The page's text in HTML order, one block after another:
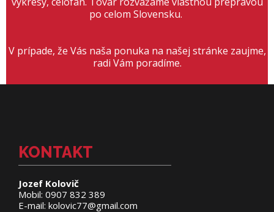
po celom Slovensku.
V prípade, že Vás naša ponuka na našej stránke zaujme,
radi Vám poradíme.
KONTAKT
Jozef Kolovič
Mobil: 0907 832 389
E-mail: kolovic77@gmail.com